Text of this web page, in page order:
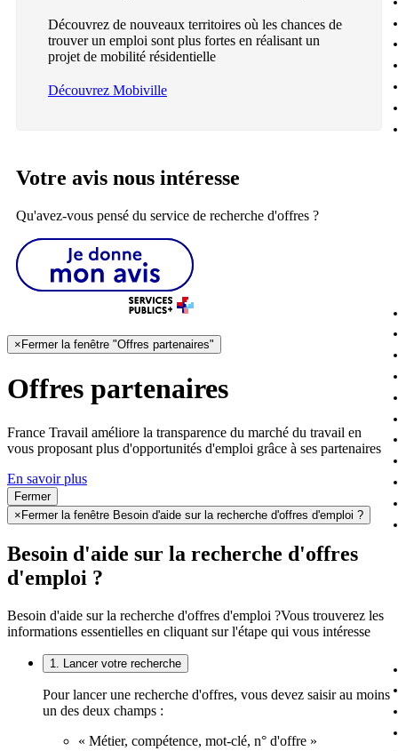
Découvrez de nouveaux territoires où les chances de
trouver un emploi sont plus fortes en réalisant un
projet de mobilité résidentielle
Découvrez Mobiville
Votre avis nous intéresse
Qu'avez-vous pensé du service de recherche d'offres ?
× Fermer la fenêtre "Offres partenaires"
Offres partenaires
France Travail améliore la transparence du marché du travail en
vous proposant plus d'opportunités d'emploi grâce à ses partenaires
En savoir plus
Fermer
× Fermer la fenêtre Besoin d'aide sur la recherche d'offres d'emploi ?
Besoin d'aide sur la recherche d'offres
d'emploi ?
Besoin d'aide sur la recherche d'offres d'emploi ?Vous trouverez les
informations essentielles en cliquant sur l'étape qui vous intéresse
1. Lancer votre recherche
Pour lancer une recherche d'offres, vous devez saisir au moins
un des deux champs :
« Métier, compétence, mot-clé, n° d'offre »